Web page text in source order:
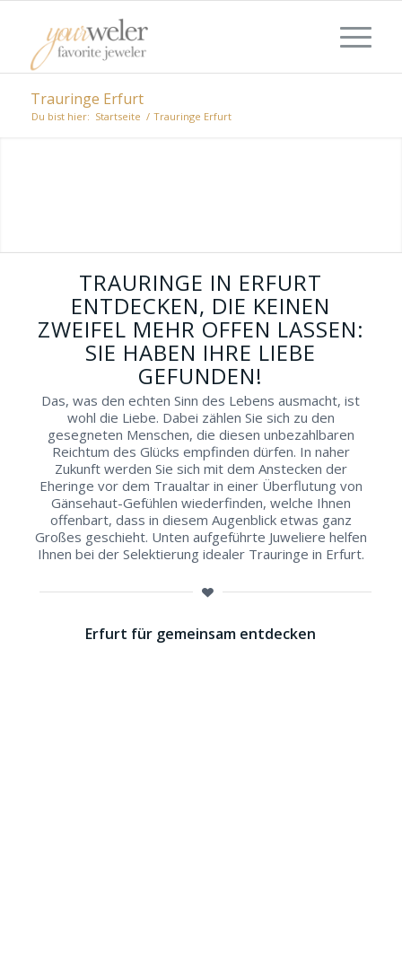
Trauringe Erfurt
Du bist hier: Startseite / Trauringe Erfurt
Ihren Wunsch-Stil spezialisiert haben, um so
TRAURINGE IN ERFURT
ENTDECKEN, DIE KEINEN
ZWEIFEL MEHR OFFEN LASSEN:
SIE HABEN IHRE LIEBE
GEFUNDEN!
Das, was den echten Sinn des Lebens ausmacht, ist
wohl die Liebe. Dabei zählen Sie sich zu den
gesegneten Menschen, die diesen unbezahlbaren
Reichtum des Glücks empfinden dürfen. In naher
Zukunft werden Sie sich mit dem Anstecken der
Eheringe vor dem Traualtar in einer Überflutung von
Gänsehaut-Gefühlen wiederfinden, welche Ihnen
offenbart, dass in diesem Augenblick etwas ganz
Großes geschieht. Unten aufgeführte Juweliere helfen
Ihnen bei der Selektierung idealer Trauringe in Erfurt.
Erfurt für gemeinsam entdecken